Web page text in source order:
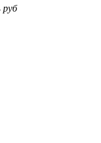
руб